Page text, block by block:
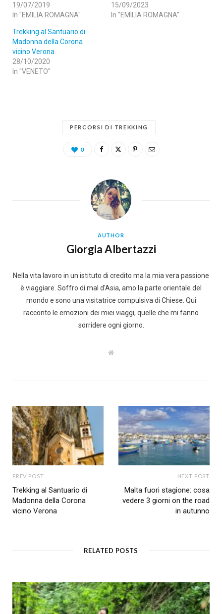
19/07/2019
In "EMILIA ROMAGNA"
15/09/2023
In "EMILIA ROMAGNA"
Trekking al Santuario di
Madonna della Corona
vicino Verona
28/10/2020
In "VENETO"
PERCORSI DI TREKKING
0
AUTHOR
Giorgia Albertazzi
Nella vita lavoro in un istituto di credito ma la mia vera passione
è viaggiare. Soffro di mal d'Asia, amo la parte orientale del
mondo e sono una visitatrice compulsiva di Chiese. Qui
racconto le emozioni dei miei viaggi, quelle che mi fanno
sorridere ogni giorno.
W
PREV POST
Trekking al Santuario di
Madonna della Corona
vicino Verona
NEXT POST
Malta fuori stagione: cosa
vedere 3 giorni on the road
in autunno
RELATED POSTS